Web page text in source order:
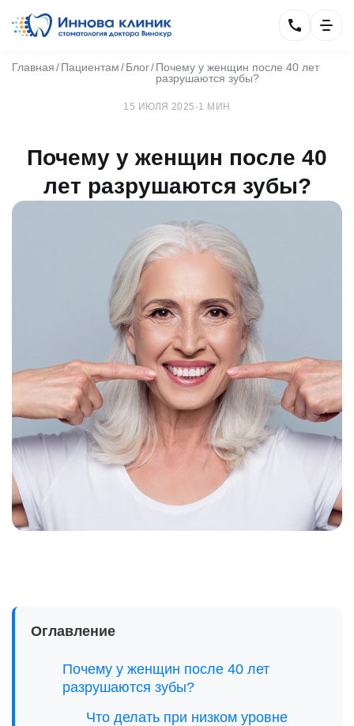
Главная Пациентам Блог Почему у женщин после 40 лет
разрушаются зубы?
15 ИЮЛЯ 2025 ·1 МИН
Почему у женщин после 40
лет разрушаются зубы?
Оглавление
Почему у женщин после 40 лет
разрушаются зубы?
Что делать при низком уровне